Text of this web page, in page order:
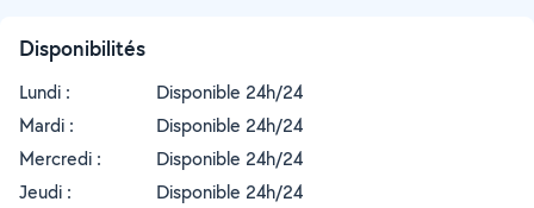
Disponibilités
Lundi :
Disponible 24h/24
Mardi :
Disponible 24h/24
Mercredi :
Disponible 24h/24
Jeudi :
Disponible 24h/24